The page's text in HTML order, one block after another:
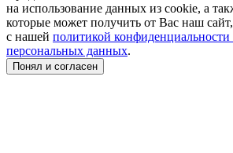
на использование данных из cookie, а
которые может получить от Вас наш
с нашей политикой конфиденциальности
персональных данных.
Понял и согласен